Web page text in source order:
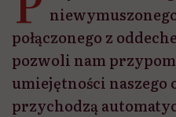
połączonego z
pozwoli nam
umiejętności
przychodzą